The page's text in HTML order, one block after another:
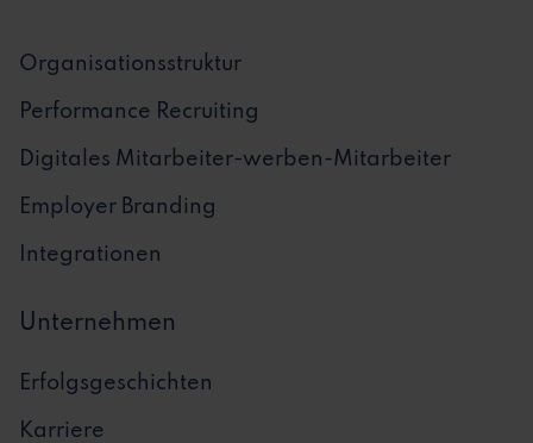
Organisationsstruktur
Performance Recruiting
Digitales Mitarbeiter-werben-Mitarbeiter
Employer Branding
Integrationen
Unternehmen
Erfolgsgeschichten
Karriere